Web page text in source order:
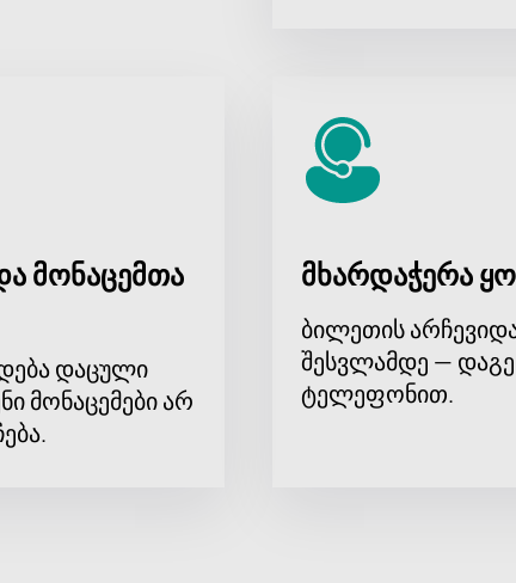
მონაცემთა
დაცული
მონაცემები არ
მხარდაჭერა
ბილეთის
შესვლამდე —
ტელეფონით.